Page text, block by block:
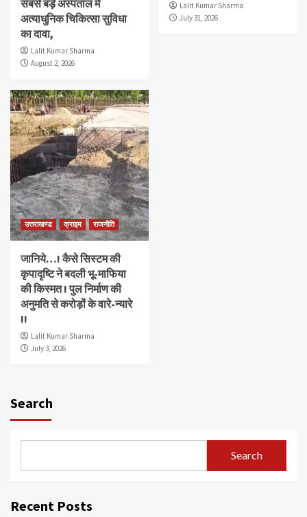
सबसे बड़े अस्पताल में
अत्याधुनिक चिकित्सा सुविधा
का दावा,
Lalit Kumar Sharma
August 2, 2026
Lalit Kumar Sharma
July 31, 2026
उत्तराखण्ड क्राइम राजनीति
जानिये…! कैसे सिस्टम की
कृपादृष्टि ने बदली भू-माफिया
की किस्मत ! पुल निर्माण की
अनुमति से करोड़ों के वारे-न्यारे
!!
Lalit Kumar Sharma
July 3, 2026
Search
Search
Recent Posts